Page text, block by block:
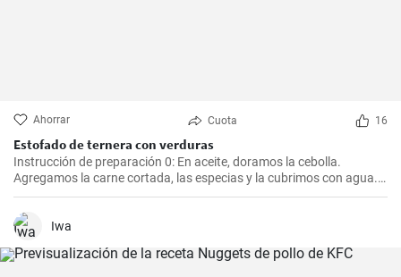
Ahorrar Cuota 16
Estofado de ternera con verduras
Instrucción de preparación 0: En aceite, doramos la cebolla.
Agregamos la carne cortada, las especias y la cubrimos con agua.
Cocinamos hasta que esté tierna. Luego, agregamos las verduras,
el puré y cocinamos hasta que todo esté suave. Finalmente
agregamos la crema y dejamos que hierva.
Iwa